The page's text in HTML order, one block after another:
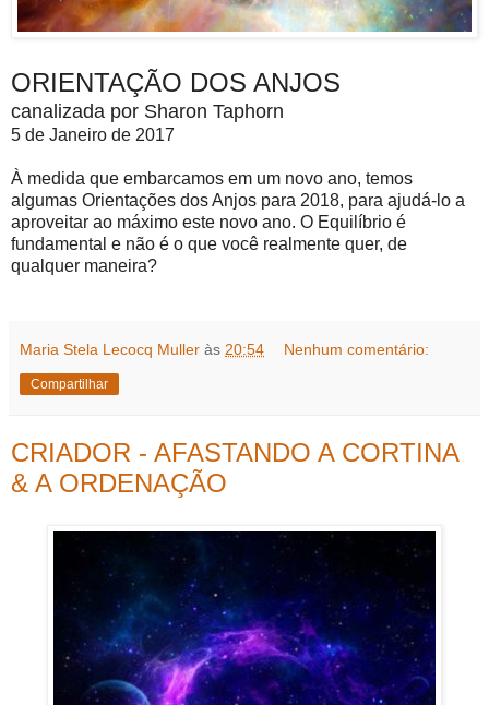
ORIENTAÇÃO DOS ANJOS
canalizada por Sharon Taphorn
5 de Janeiro de 2017
À medida que embarcamos em um novo ano, temos
algumas Orientações dos Anjos para 2018, para ajudá-lo a
aproveitar ao máximo este novo ano. O Equilíbrio é
fundamental e não é o que você realmente quer, de
qualquer maneira?
Maria Stela Lecocq Muller às 20:54 Nenhum comentário:
Compartilhar
CRIADOR - AFASTANDO A CORTINA
& A ORDENAÇÃO